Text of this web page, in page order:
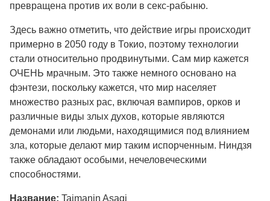
превращена против их воли в секс-рабыню.
Здесь важно отметить, что действие игры происходит
примерно в 2050 году в Токио, поэтому технологии
стали относительно продвинутыми. Сам мир кажется
ОЧЕНЬ мрачным. Это также немного основано на
фэнтези, поскольку кажется, что мир населяет
множество разных рас, включая вампиров, орков и
различные виды злых духов, которые являются
демонами или людьми, находящимися под влиянием
зла, которые делают мир таким испорченным. Ниндзя
также обладают особыми, нечеловеческими
способностями.
Название: Taimanin Asagi